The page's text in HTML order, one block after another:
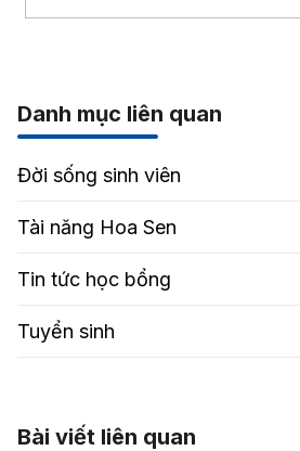
Danh mục liên quan
Đời sống sinh viên
Tài năng Hoa Sen
Tin tức học bổng
Tuyển sinh
Bài viết liên quan